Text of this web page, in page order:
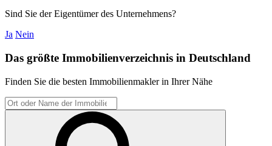
Sind Sie der Eigentümer des Unternehmens?
Ja Nein
Das größte Immobilienverzeichnis in Deutschland
Finden Sie die besten Immobilienmakler in Ihrer Nähe